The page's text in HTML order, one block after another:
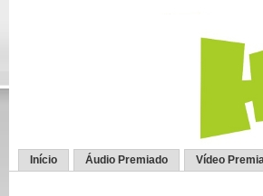
Início Áudio Premiado Vídeo